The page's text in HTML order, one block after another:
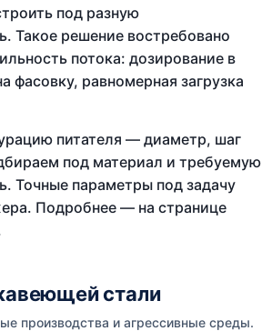
под разную
Такое решение востребовано
потока: дозирование в
фасовку, равномерная загрузка
питателя — диаметр, шаг
под материал и требуемую
Точные параметры под задачу
Подробнее — на странице
стали
производства и агрессивные среды.